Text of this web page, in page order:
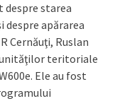
despre starea
despre apărarea
Cernăuţi, Ruslan
teritoriale
Ele au fost